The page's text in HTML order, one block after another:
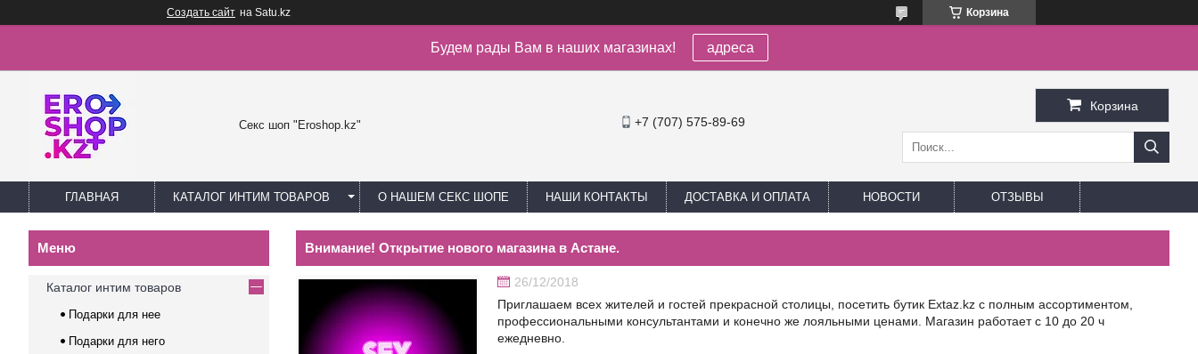
Создать сайт на Satu.kz Корзина
Будем рады Вам в наших магазинах! адреса
Секс шоп "Eroshop.kz" +7 (707) 575-89-69
Корзина
ГЛАВНАЯ КАТАЛОГ ИНТИМ ТОВАРОВ О НАШЕМ СЕКС ШОПЕ НАШИ КОНТАКТЫ ДОСТАВКА И ОПЛАТА НОВОСТИ ОТЗЫВЫ
Внимание! Открытие нового магазина в Астане.
26/12/2018
Приглашаем всех жителей и гостей прекрасной столицы, посетить бутик Extaz.kz с полным ассортиментом,
профессиональными консультантами и конечно же лояльными ценами. Магазин работает с 10 до 20 ч
ежедневно.
Каталог интим товаров
Подарки для нее
Подарки для него